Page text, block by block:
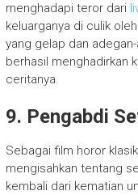
menghadapi teror dari
keluarganya di culik
yang gelap dan
berhasil menghadirkan
ceritanya.
9. Pengabdi
Sebagai film horor
mengisahkan tentang
kembali dari kematian